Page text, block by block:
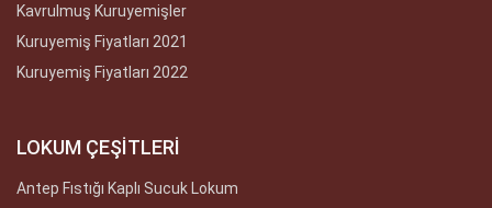
Kavrulmuş Kuruyemişler
Kuruyemiş Fiyatları 2021
Kuruyemiş Fiyatları 2022
LOKUM ÇEŞİTLERİ
Antep Fıstığı Kaplı Sucuk Lokum